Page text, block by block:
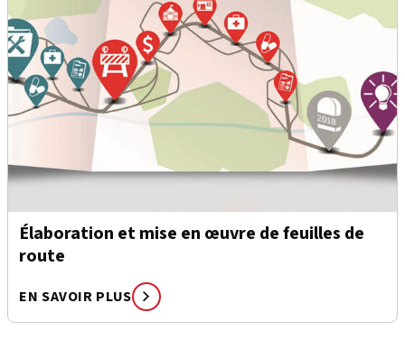
Élaboration et mise en œuvre de feuilles de
route
EN SAVOIR PLUS